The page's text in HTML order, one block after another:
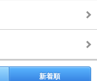
新着順